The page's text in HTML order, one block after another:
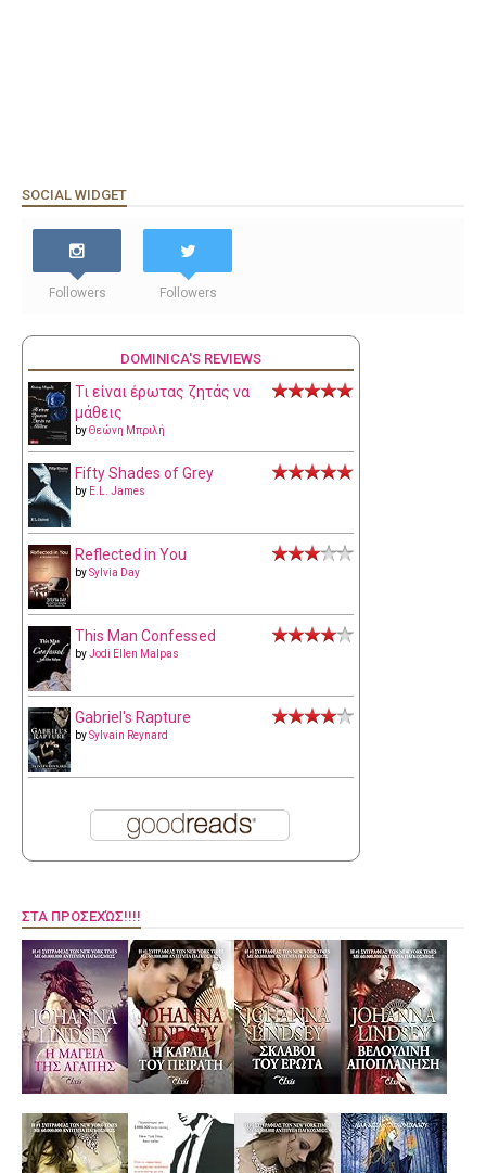
SOCIAL WIDGET
Followers Followers
DOMINICA'S REVIEWS
Τι είναι έρωτας ζητάς να
μάθεις
byΘεώνη Μπριλή
Fifty Shades of Grey
by E.L. James
Reflected in You
bySylvia Day
This Man Confessed
byJodi Ellen Malpas
Gabriel's Rapture
bySylvain Reynard
ΣΤΑ ΠΡΟΣΕΧΏΣ!!!!